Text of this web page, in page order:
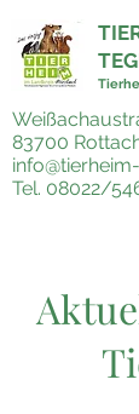
83700
Tel. 08022/